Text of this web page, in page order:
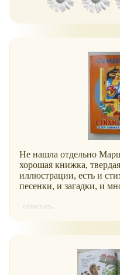
Не нашла отдельно
хорошая книжка,
иллюстрации, есть и
песенки, и загадки, и
ответить